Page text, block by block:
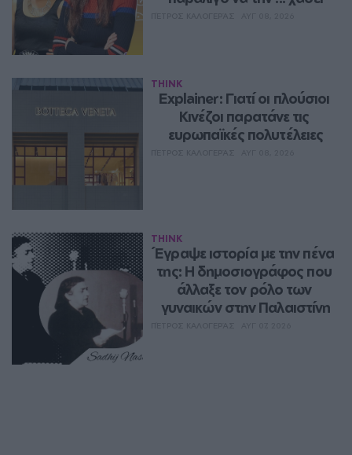
THINK
Explainer: Γιατί οι πλούσιοι
Κινέζοι παρατάνε τις
ευρωπαϊκές πολυτέλειες
THINK
Έγραψε ιστορία με την πένα
της: Η δημοσιογράφος που
άλλαξε τον ρόλο των
γυναικών στην Παλαιστίνη